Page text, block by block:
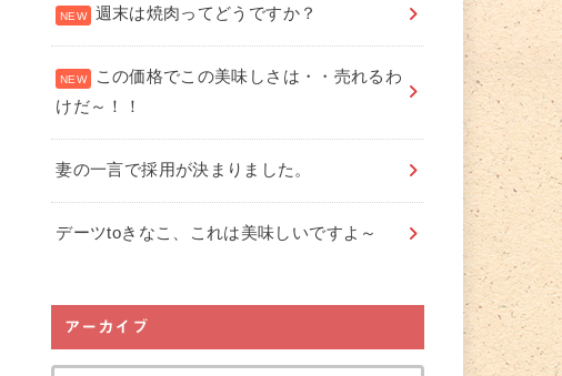
週末は焼肉ってどうですか？
この価格でこの美味しさは・・売れるわ
けだ～！！
妻の一言で採用が決まりました。
デーツtoきなこ、これは美味しいですよ～
アーカイブ